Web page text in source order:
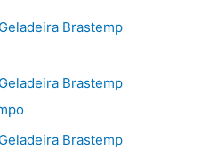
Brastemp
Brastemp
Brastemp